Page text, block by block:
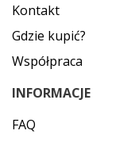
Kontakt
Gdzie kupić?
Współpraca
INFORMACJE
FAQ